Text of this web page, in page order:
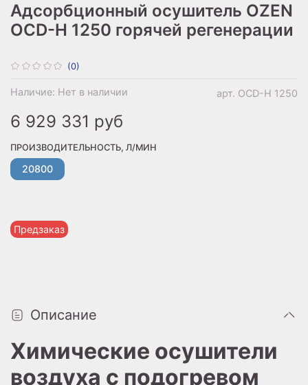
(0)
арт. OCD-H 1250
Наличие: Нет в наличии
Предзаказ
Адсорбционный осушитель OZEN
OCD-H 1250 горячей регенерации
6 929 331 руб
ПРОИЗВОДИТЕЛЬНОСТЬ, Л/МИН
20800
Описание
Химические осушители
воздуха с подогревом